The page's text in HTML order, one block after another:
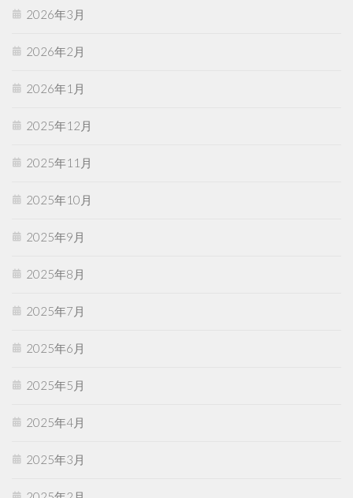
2026年3月
2026年2月
2026年1月
2025年12月
2025年11月
2025年10月
2025年9月
2025年8月
2025年7月
2025年6月
2025年5月
2025年4月
2025年3月